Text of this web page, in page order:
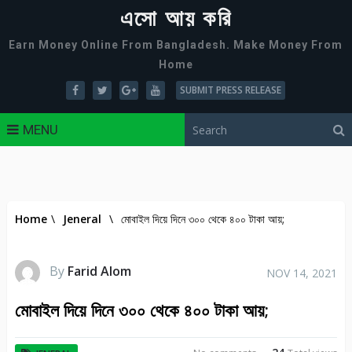
এসো আয় করি
Earn Money Online From Bangladesh. Make Money From
Home
SUBMIT PRESS RELEASE
MENU
Home \ Jeneral \ মোবাইল দিয়ে দিনে ৩০০ থেকে ৪০০ টাকা আয়;
By Farid Alom NOV 14, 2021
মোবাইল দিয়ে দিনে ৩০০ থেকে ৪০০ টাকা আয়;